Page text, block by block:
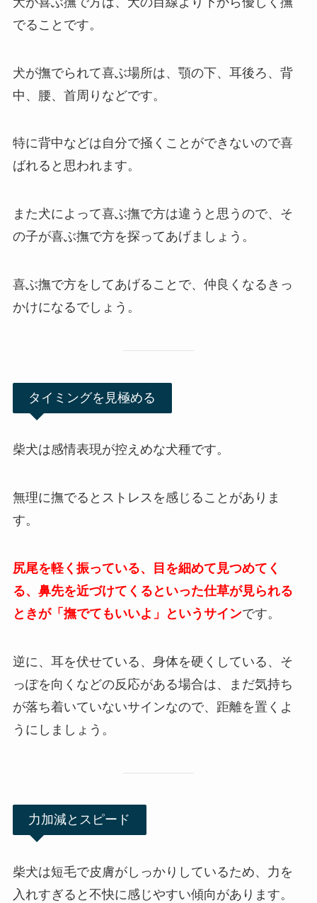
でることです。
犬が撫でられて喜ぶ場所は、顎の下、耳後ろ、背
中、腰、首周りなどです。
特に背中などは自分で掻くことができないので喜
ばれると思われます。
また犬によって喜ぶ撫で方は違うと思うので、そ
の子が喜ぶ撫で方を探ってあげましょう。
喜ぶ撫で方をしてあげることで、仲良くなるきっ
かけになるでしょう。
タイミングを見極める
柴犬は感情表現が控えめな犬種です。
無理に撫でるとストレスを感じることがありま
す。
尻尾を軽く振っている、目を細めて見つめてく
る、鼻先を近づけてくるといった仕草が見られる
ときが「撫でてもいいよ」というサインです。
逆に、耳を伏せている、身体を硬くしている、そ
っぽを向くなどの反応がある場合は、まだ気持ち
が落ち着いていないサインなので、距離を置くよ
うにしましょう。
力加減とスピード
柴犬は短毛で皮膚がしっかりしているため、力を
入れすぎると不快に感じやすい傾向があります。